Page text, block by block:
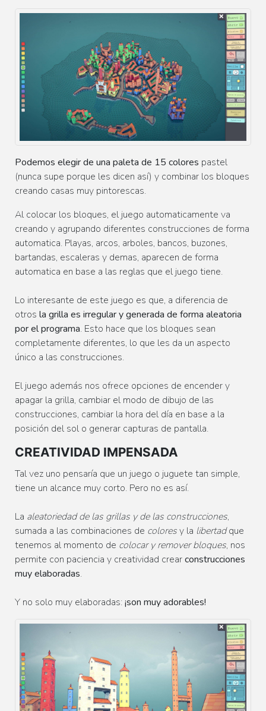
Podemos elegir de una paleta de 15 colores pastel
(nunca supe porque les dicen así) y combinar los bloques
creando casas muy pintorescas.
Al colocar los bloques, el juego automaticamente va
creando y agrupando diferentes construcciones de forma
automatica. Playas, arcos, arboles, bancos, buzones,
bartandas, escaleras y demas, aparecen de forma
automatica en base a las reglas que el juego tiene.
Lo interesante de este juego es que, a diferencia de
otros la grilla es irregular y generada de forma aleatoria
por el programa. Esto hace que los bloques sean
completamente diferentes, lo que les da un aspecto
único a las construcciones.
El juego además nos ofrece opciones de encender y
apagar la grilla, cambiar el modo de dibujo de las
construcciones, cambiar la hora del día en base a la
posición del sol o generar capturas de pantalla.
CREATIVIDAD IMPENSADA
Tal vez uno pensaría que un juego o juguete tan simple,
tiene un alcance muy corto. Pero no es así.
La aleatoriedad de las grillas y de las construcciones,
sumada a las combinaciones de coloresy la libertadque
tenemos al momento de colocar y remover bloques, nos
permite con paciencia y creatividad crearconstrucciones
muy elaboradas.
Y no solo muy elaboradas:¡son muy adorables!